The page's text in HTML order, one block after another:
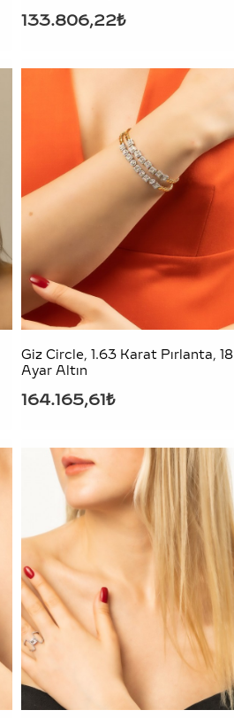
133.806,22₺
Giz Circle, 1.63 Karat Pırlanta, 18
Ayar Altın
164.165,61₺